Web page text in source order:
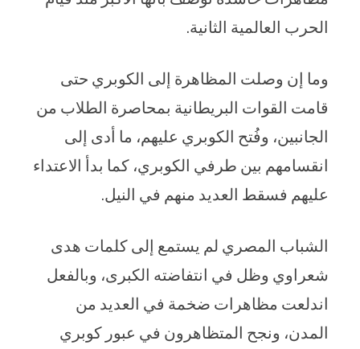
الحرب العالمية الثانية.
وما إن وصلت المظاهرة إلى الكوبري حتى
قامت القوات البريطانية بمحاصرة الطلاب من
الجانبين، وفُتح الكوبري عليهم، ما أدى إلى
انقسامهم بين طرفي الكوبري، كما بدأ الاعتداء
عليهم فسقط العديد منهم في النيل.
الشباب المصري لم يستمع إلى كلمات هدى
شعراوي وظل في انتفاضته الكبرى، وبالفعل
اندلعت مظاهرات ضخمة في العديد من
المدن، ونجح المتظاهرون في عبور كوبري